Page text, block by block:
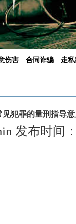
伤害 合同诈骗 走
见犯罪的量刑指导
发布时间